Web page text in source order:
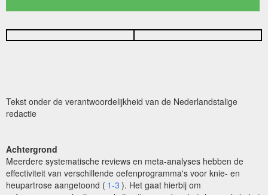
Tekst onder de verantwoordelijkheid van de Nederlandstalige
redactie
Achtergrond
Meerdere systematische reviews en meta-analyses hebben de
effectiviteit van verschillende oefenprogramma's voor knie- en
heupartrose aangetoond ( 1-3 ). Het gaat hierbij om